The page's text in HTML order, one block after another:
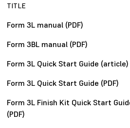
TITLE
Form 3L manual (PDF)
Form 3BL manual (PDF)
Form 3L Quick Start Guide (article)
Form 3L Quick Start Guide (PDF)
Form 3L Finish Kit Quick Start
(PDF)